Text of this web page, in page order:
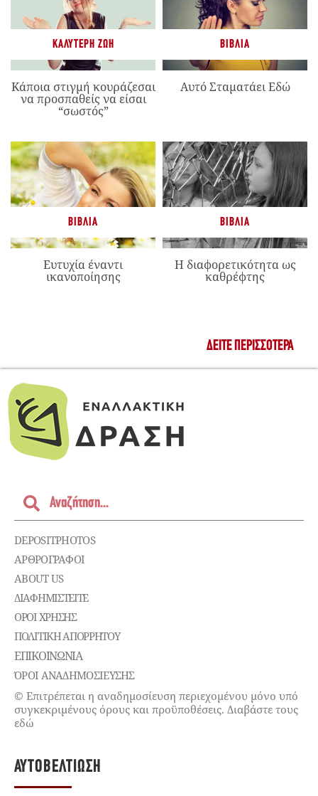
ΚΑΛΎΤΕΡΗ ΖΩΉ
Κάποια στιγμή κουράζεσαι
να προσπαθείς να είσαι
“σωστός”
ΒΙΒΛΊΑ
Αυτό Σταματάει Εδώ
ΒΙΒΛΊΑ
Ευτυχία έναντι
ικανοποίησης
ΒΙΒΛΊΑ
Η διαφορετικότητα ως
καθρέφτης
ΔΕΊΤΕ ΠΕΡΙΣΣΌΤΕΡΑ
DEPOSITPHOTOS
ΑΡΘΡΟΓΡΑΦΟΙ
ABOUT US
ΔΙΑΦΗΜΙΣΤΕΊΤΕ
ΌΡΟΙ ΧΡΉΣΗΣ
ΠΟΛΙΤΙΚΉ ΑΠΟΡΡΉΤΟΥ
ΕΠΙΚΟΙΝΩΝΊΑ
ΌΡΟΙ ΑΝΑΔΗΜΟΣΙΕΥΣΗΣ
© Επιτρέπεται η αναδημοσίευση περιεχομένου μόνο υπό
συγκεκριμένους όρους και προϋποθέσεις. Διαβάστε τους
εδώ
ΑΥΤΟΒΕΛΤΊΩΣΗ